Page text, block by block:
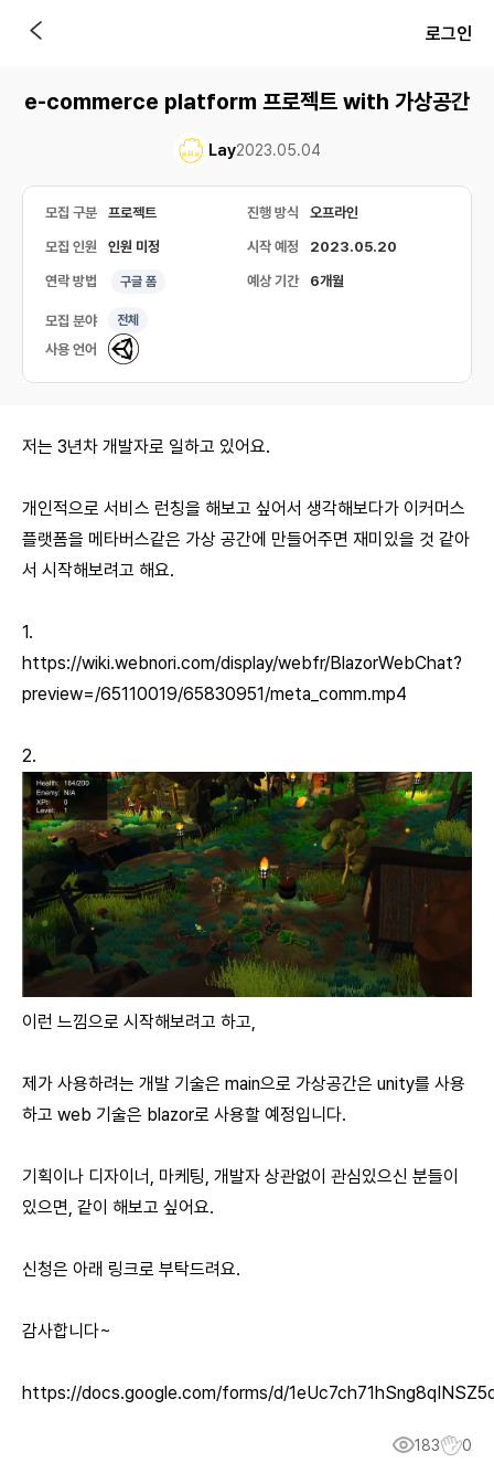
로그인
e-commerce platform 프로젝트 with 가상공간
Lay2023.05.04
모집 구분 프로젝트 진행 방식 오프라인
모집 인원 인원 미정 시작 예정 2023.05.20
연락 방법 구글 폼 예상 기간 6개월
모집 분야 전체
사용 언어
저는 3년차 개발자로 일하고 있어요.
개인적으로 서비스 런칭을 해보고 싶어서 생각해보다가 이커머스
플랫폼을 메타버스같은 가상 공간에 만들어주면 재미있을 것 같아
서 시작해보려고 해요.
1.
https://wiki.webnori.com/display/webfr/BlazorWebChat?
preview=/65110019/65830951/meta_comm.mp4
2.
이런 느낌으로 시작해보려고 하고,
제가 사용하려는 개발 기술은 main으로 가상공간은 unity를 사용
하고 web 기술은 blazor로 사용할 예정입니다.
기획이나 디자이너, 마케팅, 개발자 상관없이 관심있으신 분들이
있으면, 같이 해보고 싶어요.
신청은 아래 링크로 부탁드려요.
감사합니다~
https://docs.google.com/forms/d/
183 0